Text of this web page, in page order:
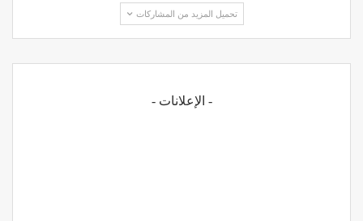
تحميل المزيد من المشاركات
- الإعلانات -